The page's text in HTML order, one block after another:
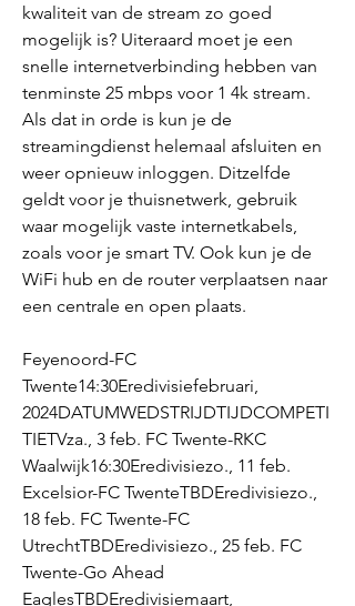
kwaliteit van de stream zo goed
mogelijk is? Uiteraard moet je een
snelle internetverbinding hebben van
tenminste 25 mbps voor 1 4k stream.
Als dat in orde is kun je de
streamingdienst helemaal afsluiten en
weer opnieuw inloggen. Ditzelfde
geldt voor je thuisnetwerk, gebruik
waar mogelijk vaste internetkabels,
zoals voor je smart TV. Ook kun je de
WiFi hub en de router verplaatsen naar
een centrale en open plaats.
Feyenoord-FC
Twente14:30Eredivisiefebruari,
2024DATUMWEDSTRIJDTIJDCOMPETI
TIETVza., 3 feb. FC Twente-RKC
Waalwijk16:30Eredivisiezo., 11 feb.
Excelsior-FC TwenteTBDEredivisiezo.,
18 feb. FC Twente-FC
UtrechtTBDEredivisiezo., 25 feb. FC
Twente-Go Ahead
EaglesTBDEredivisiemaart,